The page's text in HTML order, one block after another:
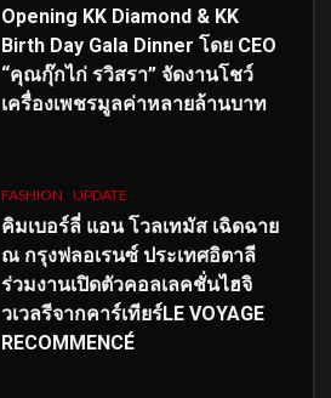
Opening KK Diamond & KK
Birth Day Gala Dinner โดย CEO
“คุณกุ๊กไก่ รวิสรา” จัดงานโชว์
เครื่องเพชรมูลค่าหลายล้านบาท
FASHION UPDATE
คิมเบอร์ลี่ แอน โวลเทมัส เฉิดฉาย
ณ กรุงฟลอเรนซ์ ประเทศอิตาลี
ร่วมงานเปิดตัวคอลเลคชั่นไฮจิ
วเวลรีจากคาร์เทียร์LE VOYAGE
RECOMMENCÉ